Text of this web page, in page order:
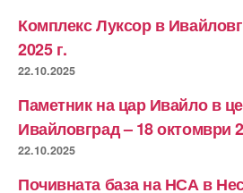
Комплекс Луксор в
2025 г.
22.10.2025
Паметник на цар Ивайло в
Ивайловград – 18 октомври
22.10.2025
Почивната база на НСА в